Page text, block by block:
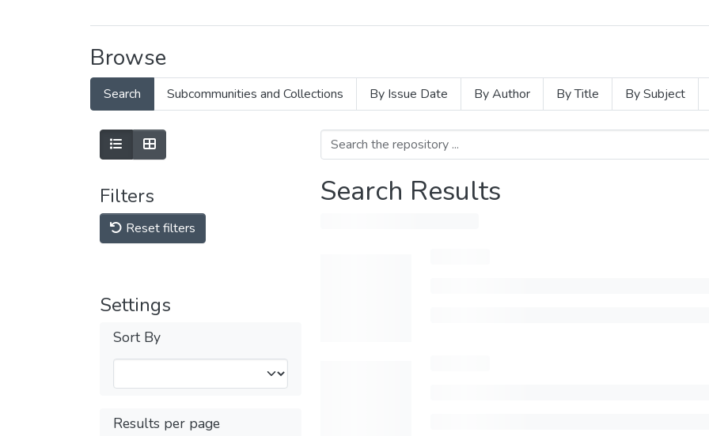
Browse
Search Subcommunities and Collections By Issue Date By Author By Title By Subject
Filters
Reset filters
Settings
Sort By
Results per page
Search Results